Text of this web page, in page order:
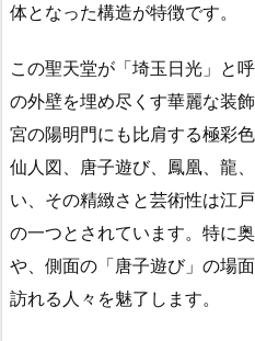
体となった構造が特徴です。
この聖天堂が「埼玉日光」と
の外壁を埋め尽くす華麗な装
宮の陽明門にも比肩する極彩
仙人図、唐子遊び、鳳凰、龍
い、その精緻さと芸術性は江
の一つとされています。特に
や、側面の「唐子遊び」の場
訪れる人々を魅了します。